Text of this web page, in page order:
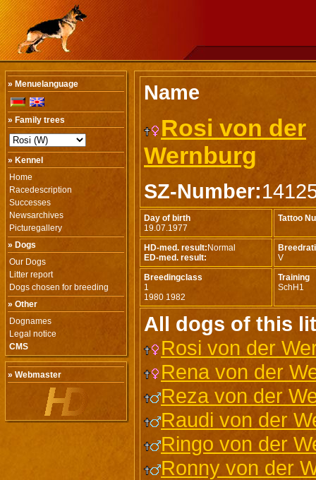
» Menuelanguage
» Family trees
» Kennel
Home
Racedescription
Successes
Newsarchives
Picturegallery
» Dogs
Our Dogs
Litter report
Dogs chosen for breeding
» Other
Dognames
Legal notice
CMS
» Webmaster
Name
Rosi von der
Wernburg
SZ-Number:
Day of birth
19.07.1977
Tattoo
HD-med. result: Normal
ED-med. result:
V
Breedingclass
1
1980 1982
Training
SchH1
All dogs of this
Rosi von der
Rena von der
Reza von der
Raudi von der
Ringo von der
Ronny von der